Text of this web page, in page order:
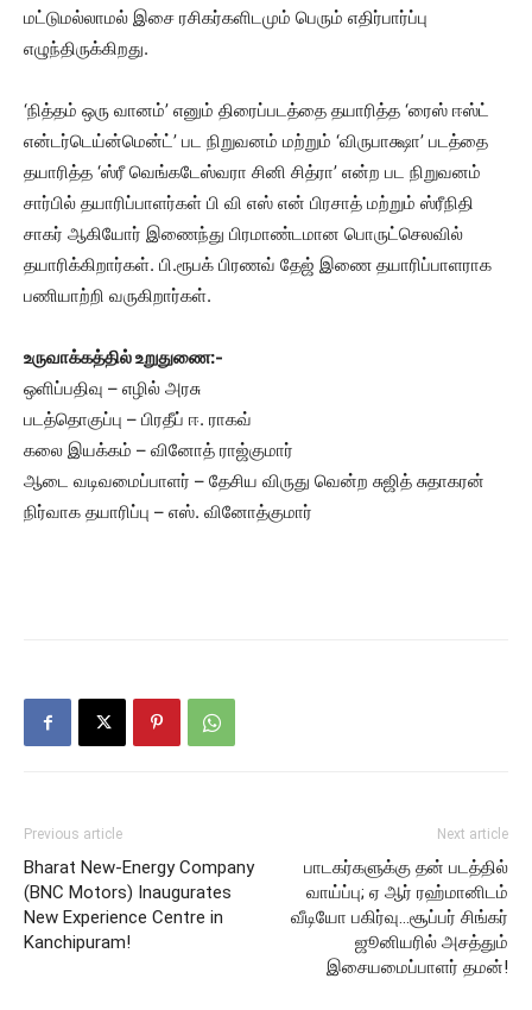
மட்டுமல்லாமல் இசை ரசிகர்களிடமும் பெரும் எதிர்பார்ப்பு
எழுந்திருக்கிறது.
‘நித்தம் ஒரு வானம்’ எனும் திரைப்படத்தை தயாரித்த ‘ரைஸ் ஈஸ்ட்
என்டர்டெய்ன்மென்ட்’ பட நிறுவனம் மற்றும் ‘விருபாக்ஷா’ படத்தை
தயாரித்த ‘ஸ்ரீ வெங்கடேஸ்வரா சினி சித்ரா’ என்ற பட நிறுவனம்
சார்பில் தயாரிப்பாளர்கள் பி வி எஸ் என் பிரசாத் மற்றும் ஸ்ரீநிதி
சாகர் ஆகியோர் இணைந்து பிரமாண்டமான பொருட்செலவில்
தயாரிக்கிறார்கள். பி.ரூபக் பிரணவ் தேஜ் இணை தயாரிப்பாளராக
பணியாற்றி வருகிறார்கள்.
உருவாக்கத்தில் உறுதுணை:-
ஒளிப்பதிவு – எழில் அரசு
படத்தொகுப்பு – பிரதீப் ஈ. ராகவ்
கலை இயக்கம் – வினோத் ராஜ்குமார்
ஆடை வடிவமைப்பாளர் – தேசிய விருது வென்ற சுஜித் சுதாகரன்
நிர்வாக தயாரிப்பு – எஸ். வினோத்குமார்
Previous article
Bharat New-Energy Company
(BNC Motors) Inaugurates
New Experience Centre in
Kanchipuram!
Next article
பாடகர்களுக்கு தன் படத்தில்
வாய்ப்பு; ஏ ஆர் ரஹ்மானிடம்
வீடியோ பகிர்வு…சூப்பர் சிங்கர்
ஜூனியரில் அசத்தும்
இசையமைப்பாளர் தமன்!